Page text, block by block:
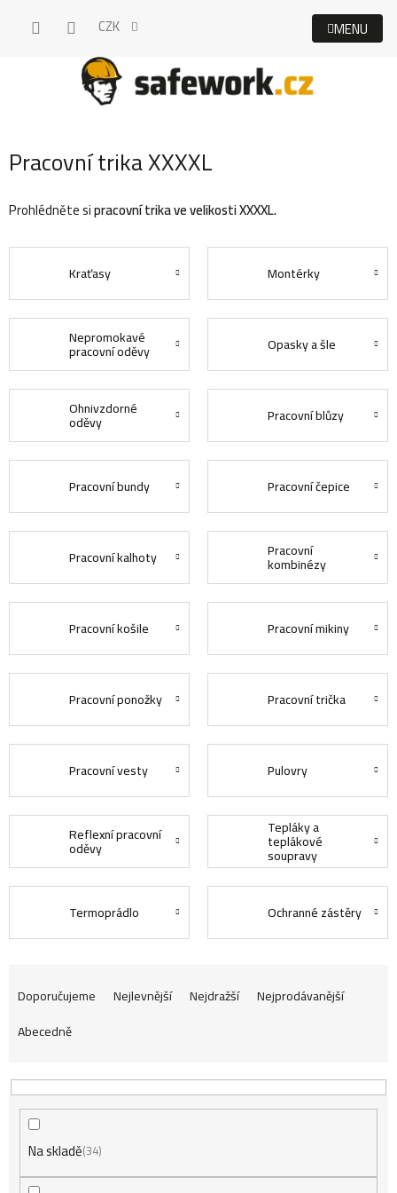
CZK
Pracovní trika XXXXL
Prohlédněte sipracovní trika ve velikosti XXXXL.
Kraťasy Montérky
Nepromokavé
pracovní oděvy Opasky a šle
Ohnivzdorné
oděvy Pracovní blůzy
Pracovní bundy Pracovní čepice
Pracovní kalhoty Pracovní
kombinézy
Pracovní košile Pracovní mikiny
Pracovní ponožky Pracovní trička
Pracovní vesty Pulovry
Reflexní pracovní
oděvy
Tepláky a
teplákové
soupravy
Termoprádlo Ochranné zástěry
Ř
a
z
e
Doporučujeme Nejlevnější Nejdražší
Nejprodávanější
Abecedně
Na skladě 34